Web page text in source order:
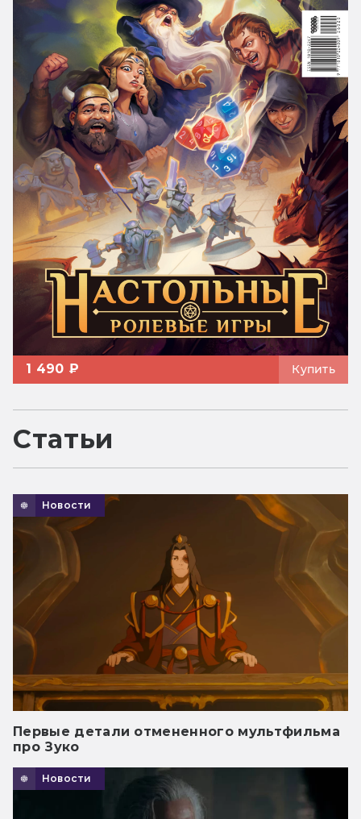
1 490 ₽ Купить
Статьи
Новости
Первые детали отмененного мультфильма
про Зуко
Новости